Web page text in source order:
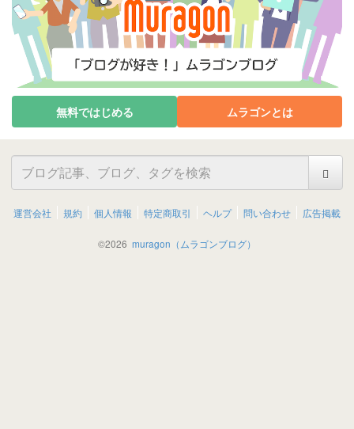
無料ではじめる ムラゴンとは
運営会社 規約 個人情報 特定商取引 ヘルプ 問い合わせ 広告掲載
©2026 muragon（ムラゴンブログ）